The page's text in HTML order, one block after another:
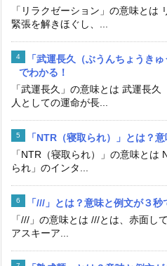
「リラクゼーション」の意味とは
緊張を解きほぐし、...
「武運長久（ぶうんちょうき
でわかる！
「武運長久」の意味とは 武運長
人としての運命が長...
「NTR（寝取られ）」とは？
「NTR（寝取られ）」の意味とは
られ」のインタ...
「///」とは？意味と例文が３秒
「///」の意味とは ///とは、赤面し
アスキーア...